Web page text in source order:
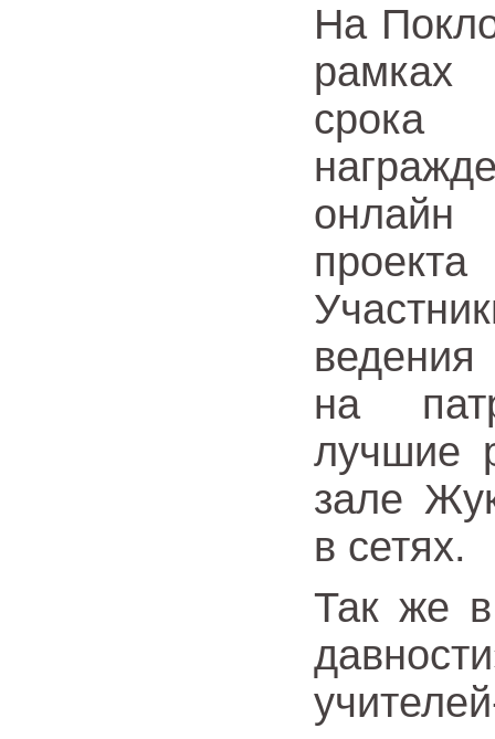
На
рамках
онлайн
на
лучшие
зале
в сетях.
Так же